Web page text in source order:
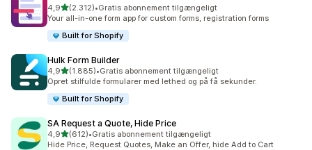
4,9ud af 5 stjerner
(2.312)
2312 anmeldelser i alt
•Gratis abonnement tilgængeligt
Your all-in-one form app for custom forms, registration forms
Built for Shopify
Hulk Form Builder
4,9ud af 5 stjerner
(1.885)
1885 anmeldelser i alt
•Gratis abonnement tilgængeligt
Opret stilfulde formularer med lethed og på få sekunder.
Built for Shopify
SA Request a Quote, Hide Price
4,9ud af 5 stjerner
(612)
612 anmeldelser i alt
•Gratis abonnement tilgængeligt
Hide Price, Request Quotes, Make an Offer, hide Add to Cart